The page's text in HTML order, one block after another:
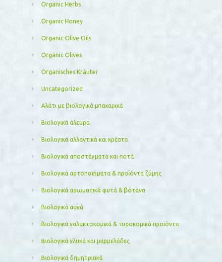
Organic Herbs
Organic Honey
Organic Olive Oils
Organic Olives
Organisches Kräuter
Uncategorized
Αλάτι με βιολογικά μπαχαρικά
Βιολογικά άλευρα
Βιολογικά αλλαντικά και κρέατα
Βιολογικά αποστάγματα και ποτά
Βιολογικά αρτοποιήματα & προϊόντα ζύμης
Βιολογικά αρωματικά φυτά & βότανα
Βιολογικά αυγά
Βιολογικά γαλακτοκομικά & τυροκομικά προϊόντα
Βιολογικά γλυκά και μαρμελάδες
Βιολογικά δημητριακά